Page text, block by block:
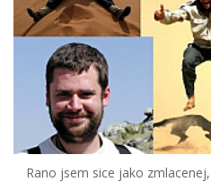
Rano jsem sice jako